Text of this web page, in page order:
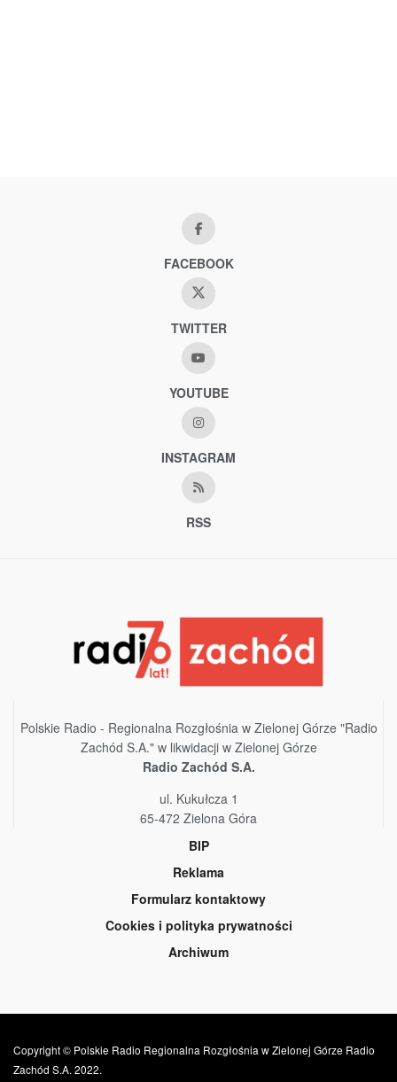
FACEBOOK
TWITTER
YOUTUBE
INSTAGRAM
RSS
Polskie Radio - Regionalna Rozgłośnia w Zielonej Górze "Radio
Zachód S.A." w likwidacji w Zielonej Górze
Radio Zachód S.A.
ul. Kukułcza 1
65-472 Zielona Góra
BIP
Reklama
Formularz kontaktowy
Cookies i polityka prywatności
Archiwum
Copyright © Polskie Radio Regionalna Rozgłośnia w Zielonej Górze Radio
Zachód S.A. 2022.